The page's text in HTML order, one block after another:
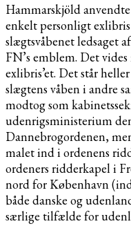
Hammarskjöld
enkelt personligt
slægtsvåbenet ledsaget
FN’s emblem. Det
exlibris’et. Det står
slægtens våben i andre
modtog som
udenrigsministerium
Dannebrogordenen,
malet ind i ordenens
ordeners ridderkapel i
nord for København
både danske og
særlige tilfælde for